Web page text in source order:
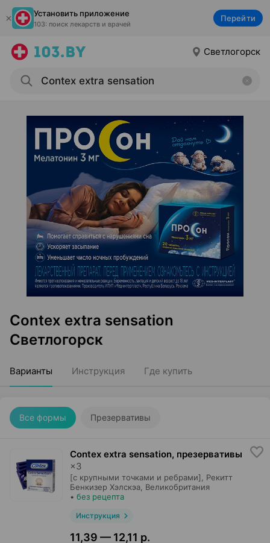
Установить приложение
103: поиск лекарств и врачей
Перейти
Светлогорск
Contex extra sensation
Светлогорск
Варианты Инструкция Где купить
Все формы Презервативы
Contex extra sensation, презервативы
×3
[с крупными точками и ребрами],
Рекитт
Бенкизер Хэлскэа , Великобритания
• без рецепта
Инструкция
11,39 — 12,11 р.